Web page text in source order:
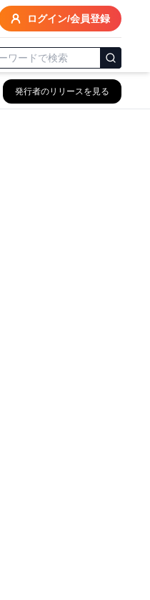
ログイン/会員登録
発行者のリリースを見る